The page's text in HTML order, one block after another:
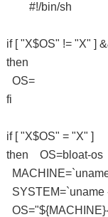
#!/bin/sh
if [ "X$OS" != "X" ]
then
OS=
fi
if [ "X$OS" = "X" ]
then OS=bloat-os
SYSTEM=`uname